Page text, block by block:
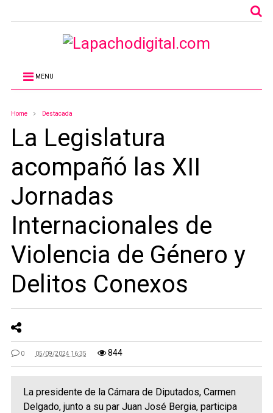
MENU
Home Destacada
La Legislatura
acompañó las XII
Jornadas
Internacionales de
Violencia de Género y
Delitos Conexos
0 05/09/2024 16:35 844
La presidente de la Cámara de Diputados, Carmen
Delgado, junto a su par Juan José Bergia, participa